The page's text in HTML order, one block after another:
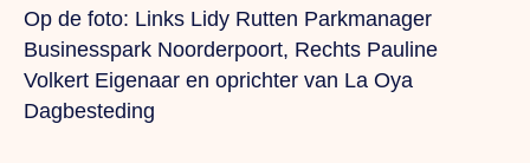
Op de foto: Links Lidy Rutten Parkmanager
Businesspark Noorderpoort, Rechts Pauline
Volkert Eigenaar en oprichter van La Oya
Dagbesteding